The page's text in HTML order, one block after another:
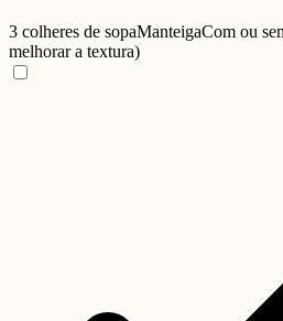
3 colheres de sopaManteigaCom ou
melhorar a textura)